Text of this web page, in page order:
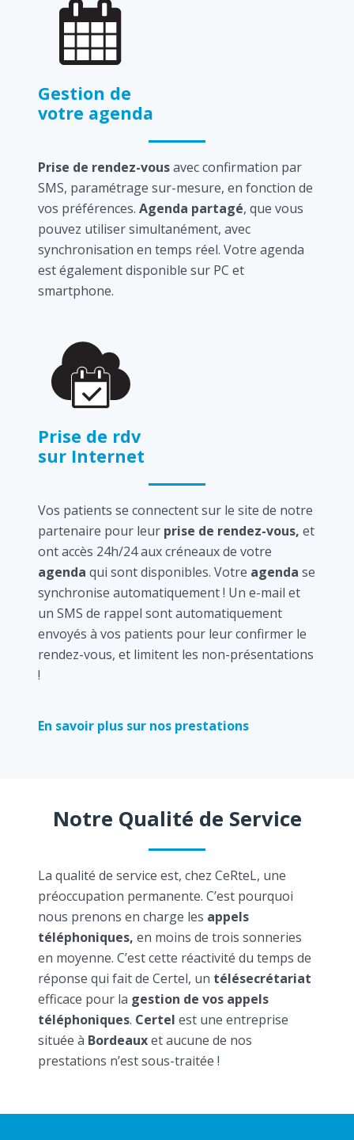
Gestion de
votre agenda
Prise de rendez-vousavec confirmation par
SMS, paramétrage sur-mesure, en fonction de
vos préférences. Agenda partagé, que vous
pouvez utiliser simultanément, avec
synchronisation en temps réel. Votre agenda
est également disponible sur PC et
smartphone.
Prise de rdv
sur Internet
Vos patients se connectent sur le site de notre
partenaire pour leur prise de rendez-vous, et
ont accès 24h/24 aux créneaux de votre
agenda qui sont disponibles. Votre agenda se
synchronise automatiquement ! Un e-mail et
un SMS de rappel sont automatiquement
envoyés à vos patients pour leur confirmer le
rendez-vous, et limitent les non-présentations
!
En savoir plus sur nos prestations
Notre Qualité de Service
La qualité de service est, chez CeRteL, une
préoccupation permanente. C’est pourquoi
nous prenons en charge les appels
téléphoniques, en moins de trois sonneries
en moyenne. C’est cette réactivité du temps de
réponse qui fait de Certel, un télésecrétariat
efficace pour la gestion de vos appels
téléphoniques. Certel est une entreprise
située à Bordeauxet aucune de nos
prestations n’est sous-traitée !